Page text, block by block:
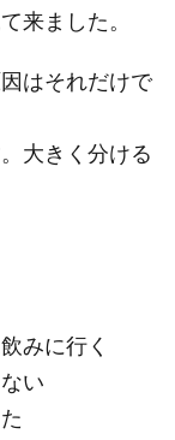
来ました。
はそれだけで
大きく分ける
みに行く
い